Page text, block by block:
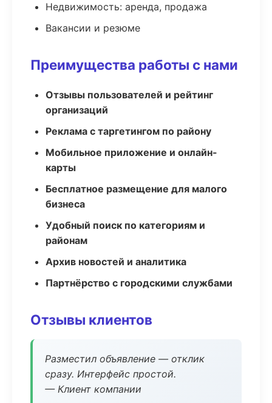
Недвижимость: аренда, продажа
Вакансии и резюме
Преимущества работы с нами
Отзывы пользователей и рейтинг
организаций
Реклама с таргетингом по району
Мобильное приложение и онлайн-
карты
Бесплатное размещение для малого
бизнеса
Удобный поиск по категориям и
районам
Архив новостей и аналитика
Партнёрство с городскими службами
Отзывы клиентов
Разместил объявление — отклик
сразу. Интерфейс простой.
— Клиент компании